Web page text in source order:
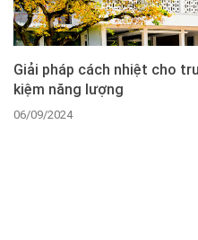
Giải pháp cách nhiệt cho
kiệm năng lượng
06/09/2024